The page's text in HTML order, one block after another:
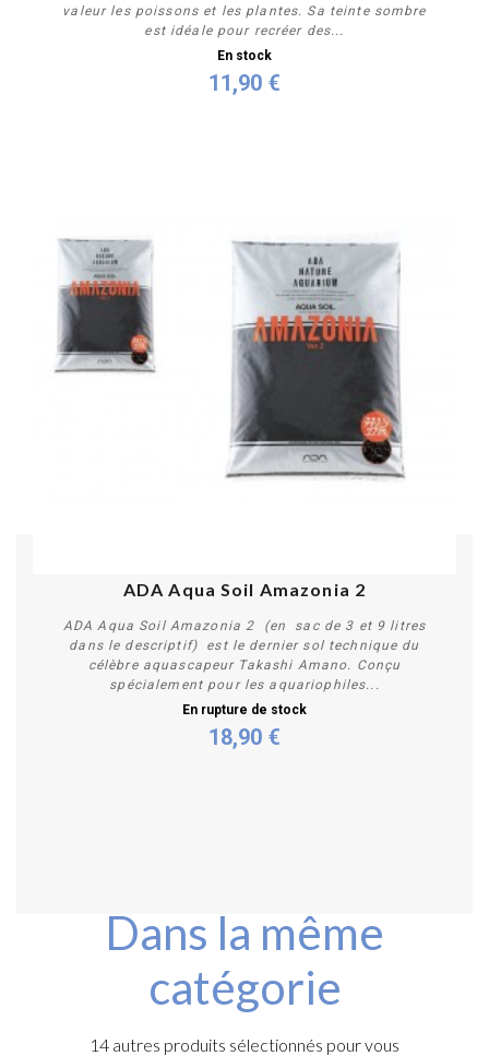
valeur les poissons et les plantes. Sa teinte sombre
est idéale pour recréer des...
En stock
11,90 €
ADA Aqua Soil Amazonia 2
ADA Aqua Soil Amazonia 2 (en sac de 3 et 9 litres
dans le descriptif) est le dernier sol technique du
célèbre aquascapeur Takashi Amano. Conçu
spécialement pour les aquariophiles...
En rupture de stock
18,90 €
Dans la même
catégorie
14 autres produits sélectionnés pour vous